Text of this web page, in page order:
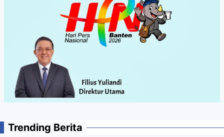
Trending Berita